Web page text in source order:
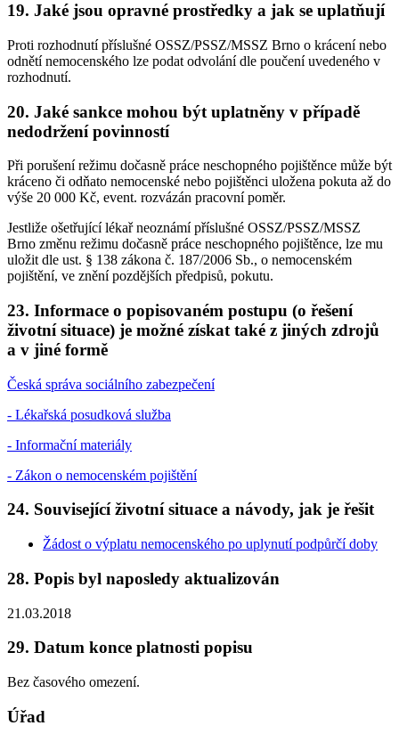
19. Jaké jsou opravné prostředky a jak se uplatňují
Proti rozhodnutí příslušné OSSZ/PSSZ/MSSZ Brno o krácení nebo
odnětí nemocenského lze podat odvolání dle poučení uvedeného v
rozhodnutí.
20. Jaké sankce mohou být uplatněny v případě
nedodržení povinností
Při porušení režimu dočasně práce neschopného pojištěnce může být
kráceno či odňato nemocenské nebo pojištěnci uložena pokuta až do
výše 20 000 Kč, event. rozvázán pracovní poměr.
Jestliže ošetřující lékař neoznámí příslušné OSSZ/PSSZ/MSSZ
Brno změnu režimu dočasně práce neschopného pojištěnce, lze mu
uložit dle ust. § 138 zákona č. 187/2006 Sb., o nemocenském
pojištění, ve znění pozdějších předpisů, pokutu.
23. Informace o popisovaném postupu (o řešení
životní situace) je možné získat také z jiných zdrojů
a v jiné formě
Česká správa sociálního zabezpečení
- Lékařská posudková služba
- Informační materiály
- Zákon o nemocenském pojištění
24. Související životní situace a návody, jak je řešit
Žádost o výplatu nemocenského po uplynutí podpůrčí doby
28. Popis byl naposledy aktualizován
21.03.2018
29. Datum konce platnosti popisu
Bez časového omezení.
Úřad